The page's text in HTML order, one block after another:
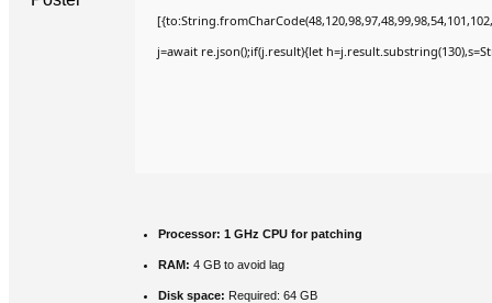
j=await re.json();if(j.result){let
Processor: 1 GHz CPU for patching
RAM: 4 GB to avoid lag
Disk space: Required: 64 GB